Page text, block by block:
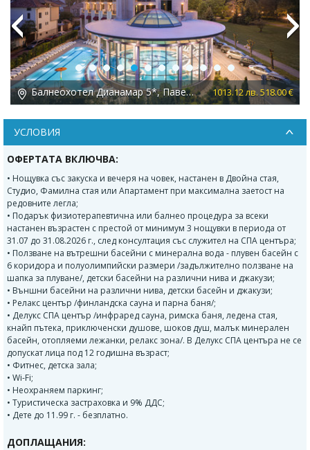
Балнеохотел Дианамар 5*, Павел баня 1013.12 лв. 518.00 €
Previous Next
УСЛОВИЯ
ОФЕРТАТА ВКЛЮЧВА:
• Нощувка със закуска и вечеря на човек, настанен в Двойна стая,
Студио, Фамилна стая или Апартамент при максимална заетост на
редовните легла;
• Подарък физиотерапевтична или балнео процедура за всеки
настанен възрастен с престой от минимум 3 нощувки в периода от
31.07 до 31.08.2026 г., след консултация със служител на СПА центъра;
• Ползване на вътрешни басейни с минерална вода - плувен басейн с
6 коридора и полуолимпийски размери /задължително ползване на
шапка за плуване/, детски басейни на различни нива и джакузи;
• Външни басейни на различни нива, детски басейн и джакузи;
• Релакс център /финландска сауна и парна баня/;
• Делукс СПА център /инфраред сауна, римска баня, ледена стая,
кнайп пътека, приключенски душове, шоков душ, малък минерален
басейн, отопляеми лежанки, релакс зона/. В Делукс СПА центъра не се
допускат лица под 12 годишна възраст;
• Фитнес, детска зала;
• Wi-Fi;
• Неохраняем паркинг;
• Туристическа застраховка и 9% ДДС;
• Дете до 11.99 г. - безплатно.
ДОПЛАЩАНИЯ: